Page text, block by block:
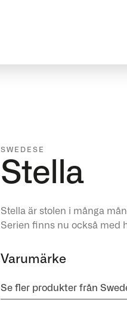
SWEDESE
Stella
Stella är stolen i många
Serien finns nu också med
Varumärke
Se fler produkter från